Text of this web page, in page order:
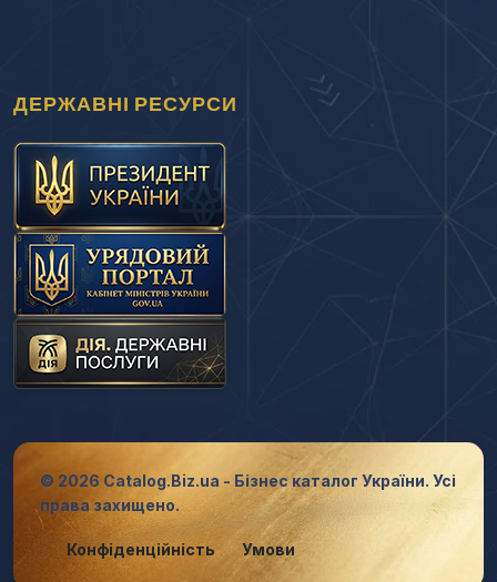
ДЕРЖАВНІ РЕСУРСИ
© 2026 Catalog.Biz.ua - Бізнес каталог України. Усі
права захищено.
Конфіденційність Умови